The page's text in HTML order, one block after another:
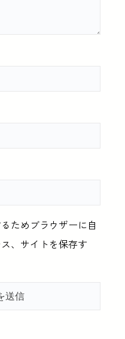
ためブラウザーに自
、サイトを保存す